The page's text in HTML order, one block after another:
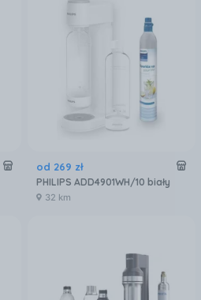
od 269 zł
PHILIPS ADD4901WH/10 biały
32 km